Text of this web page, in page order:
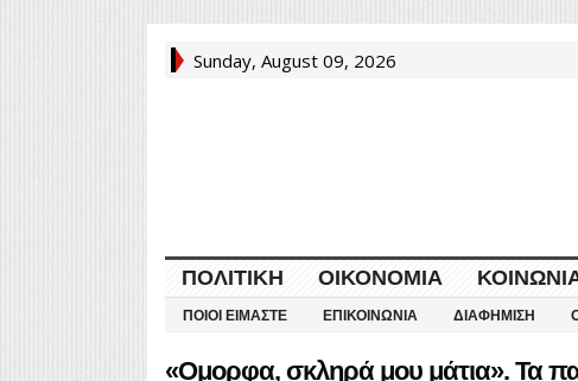
Sunday, August 09, 2026
ΠΟΛΙΤΙΚΉ ΟΙΚΟΝΟΜΊΑ
ΠΟΙΟΙ ΕΊΜΑΣΤΕ ΕΠΙΚΟΙΝΩΝΊΑ ΔΙΑΦΉΜΙΣΗ
«Ομορφα, σκληρά μου μάτια». Τα